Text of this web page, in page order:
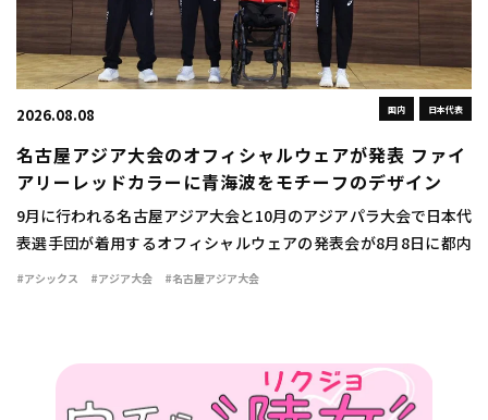
国内 日本代表
2026.08.08
名古屋アジア大会のオフィシャルウェアが発表 ファイ
アリーレッドカラーに青海波をモチーフのデザイン
9月に行われる名古屋アジア大会と10月のアジアパラ大会で日本代
表選手団が着用するオフィシャルウェアの発表会が8月8日に都内
で行われた。 ウェアは情熱を燃え立つような赤い炎を示す「ファ
#アシックス #アジア大会 #名古屋アジア大会